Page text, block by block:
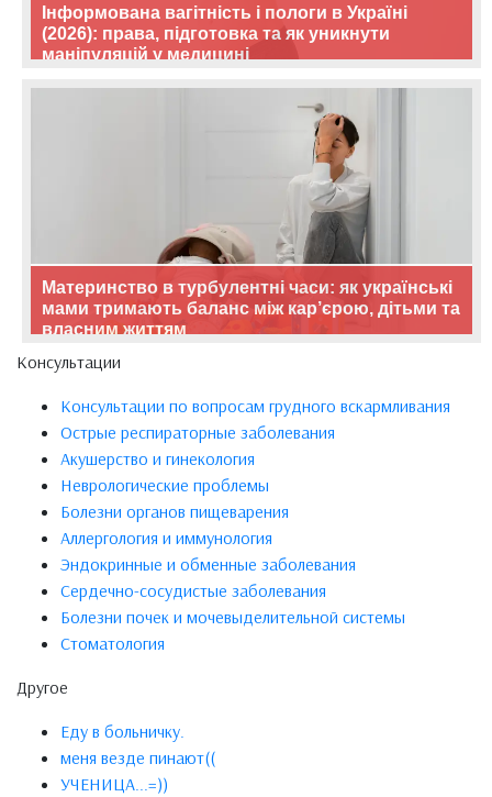
Інформована вагітність і пологи в Україні
(2026): права, підготовка та як уникнути
маніпуляцій у медицині
Материнство в турбулентні часи: як українські
мами тримають баланс між кар’єрою, дітьми та
власним життям
Консультации
Консультации по вопросам грудного вскармливания
Острые респираторные заболевания
Акушерство и гинекология
Неврологические проблемы
Болезни органов пищеварения
Аллергология и иммунология
Эндокринные и обменные заболевания
Сердечно-сосудистые заболевания
Болезни почек и мочевыделительной системы
Стоматология
Другое
Еду в больничку.
меня везде пинают((
УЧЕНИЦА...=))